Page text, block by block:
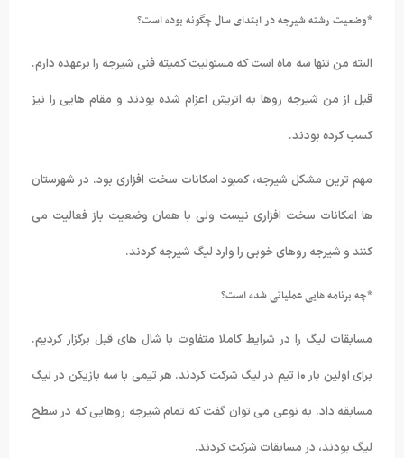
*وضعیت رشته شیرجه در ابتدای سال چگونه بوده است؟
البته من تنها سه ماه است که مسئولیت کمیته فنی شیرجه را برعهده دارم.
قبل از من شیرجه روها به اتریش اعزام شده بودند و مقام هایی را نیز
کسب کرده بودند.
مهم ترین مشکل شیرجه، کمبود امکانات سخت افزاری بود. در شهرستان
ها امکانات سخت افزاری نیست ولی با همان وضعیت باز فعالیت می
کنند و شیرجه روهای خوبی را وارد لیگ شیرجه کردند.
*چه برنامه هایی عملیاتی شده است؟
مسابقات لیگ را در شرایط کاملا متفاوت با شال های قبل برگزار کردیم.
برای اولین بار ۱۰ تیم در لیگ شرکت کردند. هر تیمی با سه بازیکن در لیگ
مسابقه داد. به نوعی می توان گفت که تمام شیرجه روهایی که در سطح
لیگ بودند، در مسابقات شرکت کردند.